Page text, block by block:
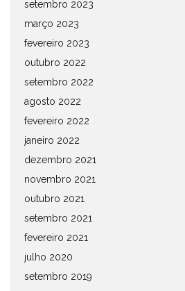
setembro 2023
março 2023
fevereiro 2023
outubro 2022
setembro 2022
agosto 2022
fevereiro 2022
janeiro 2022
dezembro 2021
novembro 2021
outubro 2021
setembro 2021
fevereiro 2021
julho 2020
setembro 2019